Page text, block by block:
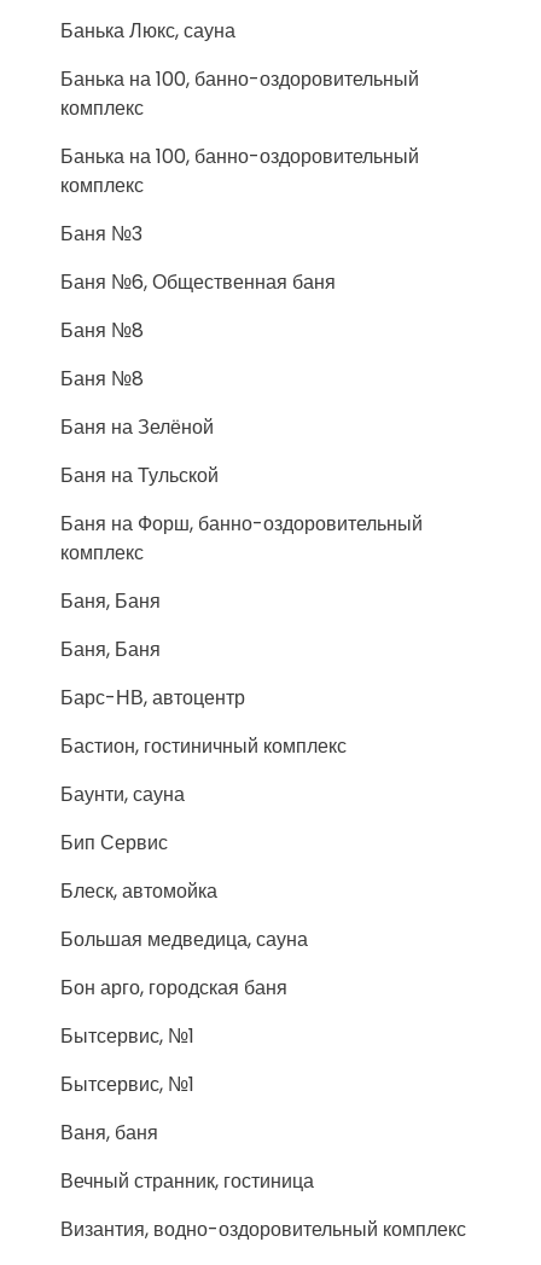
Банька Люкс, сауна
Банька на 100, банно-оздоровительный
комплекс
Банька на 100, банно-оздоровительный
комплекс
Баня №3
Баня №6, Общественная баня
Баня №8
Баня №8
Баня на Зелёной
Баня на Тульской
Баня на Форш, банно-оздоровительный
комплекс
Баня, Баня
Баня, Баня
Барс-НВ, автоцентр
Бастион, гостиничный комплекс
Баунти, сауна
Бип Сервис
Блеск, автомойка
Большая медведица, сауна
Бон арго, городская баня
Бытсервис, №1
Бытсервис, №1
Ваня, баня
Вечный странник, гостиница
Византия, водно-оздоровительный комплекс